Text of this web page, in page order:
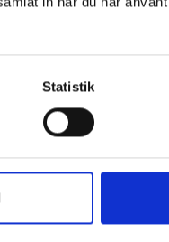
Statistik